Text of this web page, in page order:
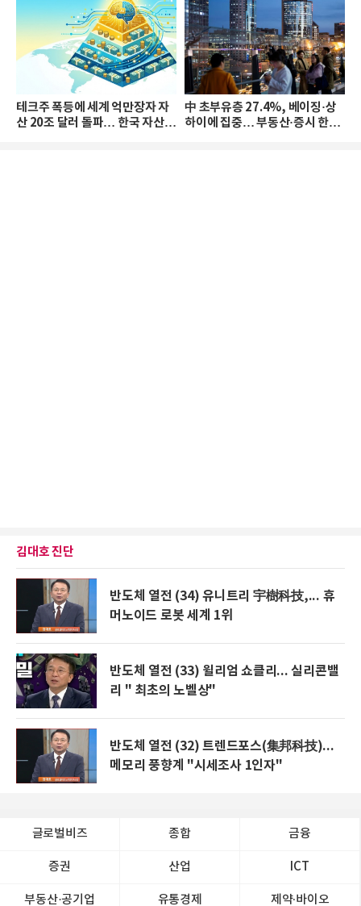
테크주 폭등에 세계 억만장자 자
산 20조 달러 돌파… 한국 자산
中 초부유층 27.4%, 베이징·상
하이에 집중… 부동산·증시 한파
김대호 진단
반도체 열전 (34) 유니트리 宇樹科技,... 휴
머노이드 로봇 세계 1위
반도체 열전 (33) 윌리엄 쇼클리... 실리콘밸
리 " 최초의 노벨상"
반도체 열전 (32) 트렌드포스(集邦科技)...
메모리 풍향계 "시세조사 1인자"
글로벌비즈 종합 금융
증권 산업 ICT
부동산·공기업 유통경제 제약∙바이오